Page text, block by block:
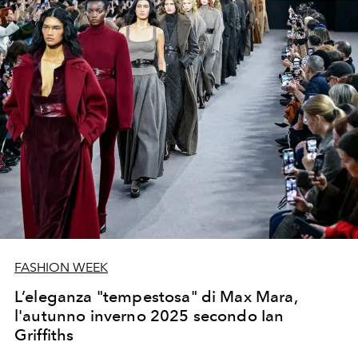
FASHION WEEK
L’eleganza "tempestosa" di Max Mara,
l'autunno inverno 2025 secondo Ian
Griffiths